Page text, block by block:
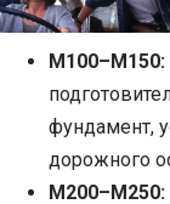
М100–М150:
фундамент,
дорожного
М200–М250: